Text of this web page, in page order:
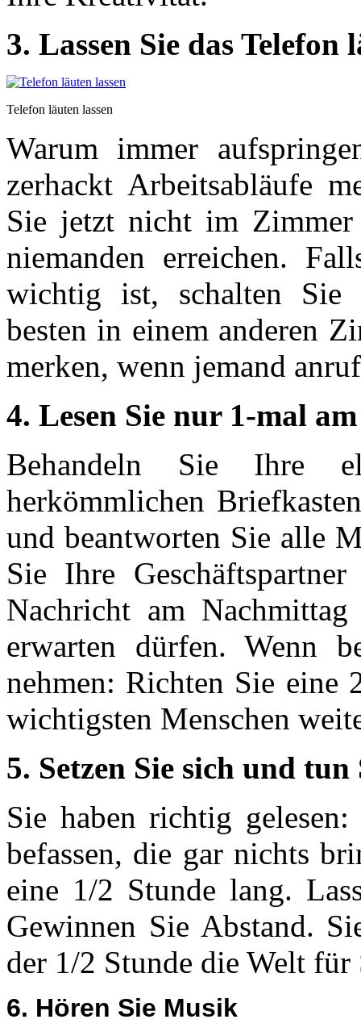
3. Lassen Sie das Telefon
Telefon läuten lassen
Warum immer
zerhackt Arbeitsabläufe
Sie jetzt nicht im
niemanden erreichen.
wichtig ist, schalten Sie
besten in einem anderen
merken, wenn jemand
4. Lesen Sie nur 1-mal
Behandeln Sie Ihre
herkömmlichen
und beantworten Sie alle
Sie Ihre
Nachricht am
erwarten dürfen. Wenn
nehmen: Richten Sie eine
wichtigsten Menschen
5. Setzen Sie sich und tun
Sie haben richtig
befassen, die gar nichts
eine 1/2 Stunde lang.
Gewinnen Sie Abstand.
der 1/2 Stunde die Welt
6. Hören Sie Musik